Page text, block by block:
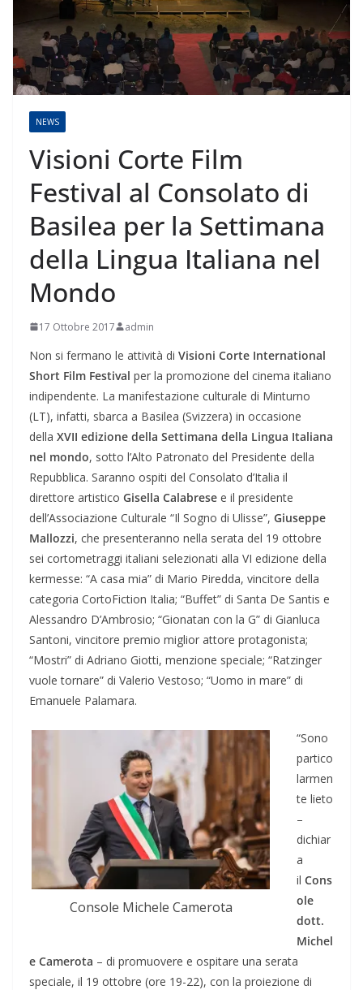
NEWS
Visioni Corte Film
Festival al Consolato di
Basilea per la Settimana
della Lingua Italiana nel
Mondo
17 Ottobre 2017 admin
Non si fermano le attività di Visioni Corte International
Short Film Festival per la promozione del cinema italiano
indipendente. La manifestazione culturale di Minturno
(LT), infatti, sbarca a Basilea (Svizzera) in occasione
della XVII edizione della Settimana della Lingua Italiana
nel mondo, sotto l’Alto Patronato del Presidente della
Repubblica. Saranno ospiti del Consolato d’Italia il
direttore artistico Gisella Calabrese e il presidente
dell’Associazione Culturale “Il Sogno di Ulisse”, Giuseppe
Mallozzi, che presenteranno nella serata del 19 ottobre
sei cortometraggi italiani selezionati alla VI edizione della
kermesse: “A casa mia” di Mario Piredda, vincitore della
categoria CortoFiction Italia; “Buffet” di Santa De Santis e
Alessandro D’Ambrosio; “Gionatan con la G” di Gianluca
Santoni, vincitore premio miglior attore protagonista;
“Mostri” di Adriano Giotti, menzione speciale; “Ratzinger
vuole tornare” di Valerio Vestoso; “Uomo in mare” di
Emanuele Palamara.
Console Michele Camerota
“Sono
partico
larmen
te lieto
–
dichiar
a
il Cons
ole
dott.
Michel
e Camerota – di promuovere e ospitare una serata
speciale, il 19 ottobre (ore 19-22), con la proiezione di